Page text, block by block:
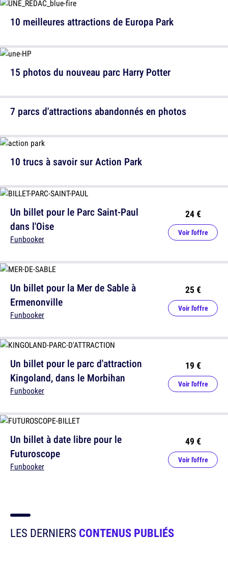
15 photos du nouveau parc Harry Potter
10 trucs à savoir sur Action Park
Un billet pour la Mer de Sable à
Ermenonville
Funbooker
25 €
Voir l'offre
Un billet à date libre pour le
Futuroscope
Funbooker
49 €
Voir l'offre
10 meilleures attractions de Europa Park
7 parcs d'attractions abandonnés en photos
Un billet pour le Parc Saint-Paul
dans l'Oise
Funbooker
24 €
Voir l'offre
Un billet pour le parc d'attraction
Kingoland, dans le Morbihan
Funbooker
19 €
Voir l'offre
LES DERNIERS CONTENUS PUBLIÉS